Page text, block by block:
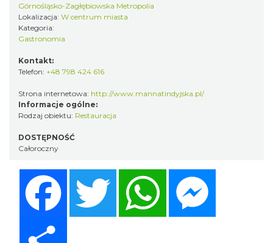
Górnośląsko-Zagłębiowska Metropolia
Lokalizacja: W centrum miasta
Kategoria:
Gastronomia
Kontakt:
Telefon: +48 798 424 616
Strona internetowa: http://www.mannatindyjska.pl/
Informacje ogólne:
Rodzaj obiektu: Restauracja
DOSTĘPNOŚĆ
Całoroczny
Twitter WhatsApp